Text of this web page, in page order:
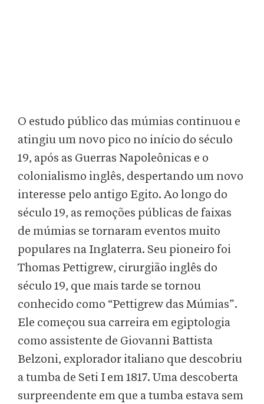
O estudo público das múmias continuou e
atingiu um novo pico no início do século
19, após as Guerras Napoleônicas e o
colonialismo inglês, despertando um novo
interesse pelo antigo Egito. Ao longo do
século 19, as remoções públicas de faixas
de múmias se tornaram eventos muito
populares na Inglaterra. Seu pioneiro foi
Thomas Pettigrew, cirurgião inglês do
século 19, que mais tarde se tornou
conhecido como “Pettigrew das Múmias”.
Ele começou sua carreira em egiptologia
como assistente de Giovanni Battista
Belzoni, explorador italiano que descobriu
a tumba de Seti I em 1817. Uma descoberta
surpreendente em que a tumba estava sem